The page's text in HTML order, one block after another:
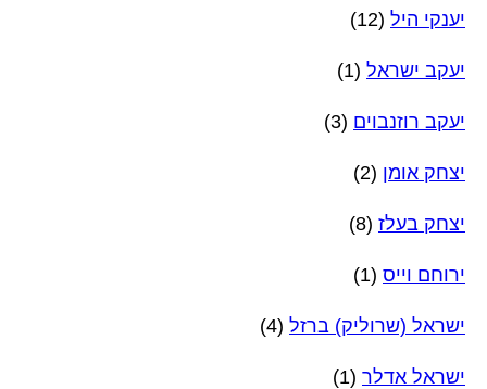
יענקי היל (12)
יעקב ישראל (1)
יעקב רוזנבוים (3)
יצחק אומן (2)
יצחק בעלז (8)
ירוחם וייס (1)
ישראל (שרוליק) ברזל (4)
ישראל אדלר (1)